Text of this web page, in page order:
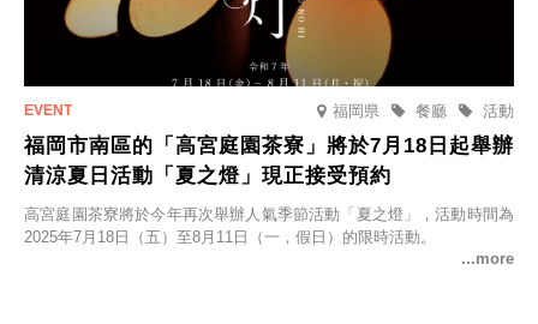
福岡県 活動
餐廳
福岡市南區的「高宮庭園茶寮」將於7月18日起舉辦
清涼夏日活動「夏之燈」現正接受預約
高宮庭園茶寮將於今年再次舉辦人氣季節活動「夏之燈」，活動時間為
2025年7月18日（五）至8月11日（一，假日）的限時活動。